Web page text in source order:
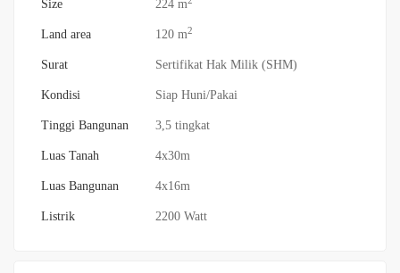
Size 224 m
Land area 120 m2
Surat Sertifikat Hak Milik (SHM)
Kondisi Siap Huni/Pakai
Tinggi Bangunan 3,5 tingkat
Luas Tanah 4x30m
Luas Bangunan 4x16m
Listrik 2200 Watt